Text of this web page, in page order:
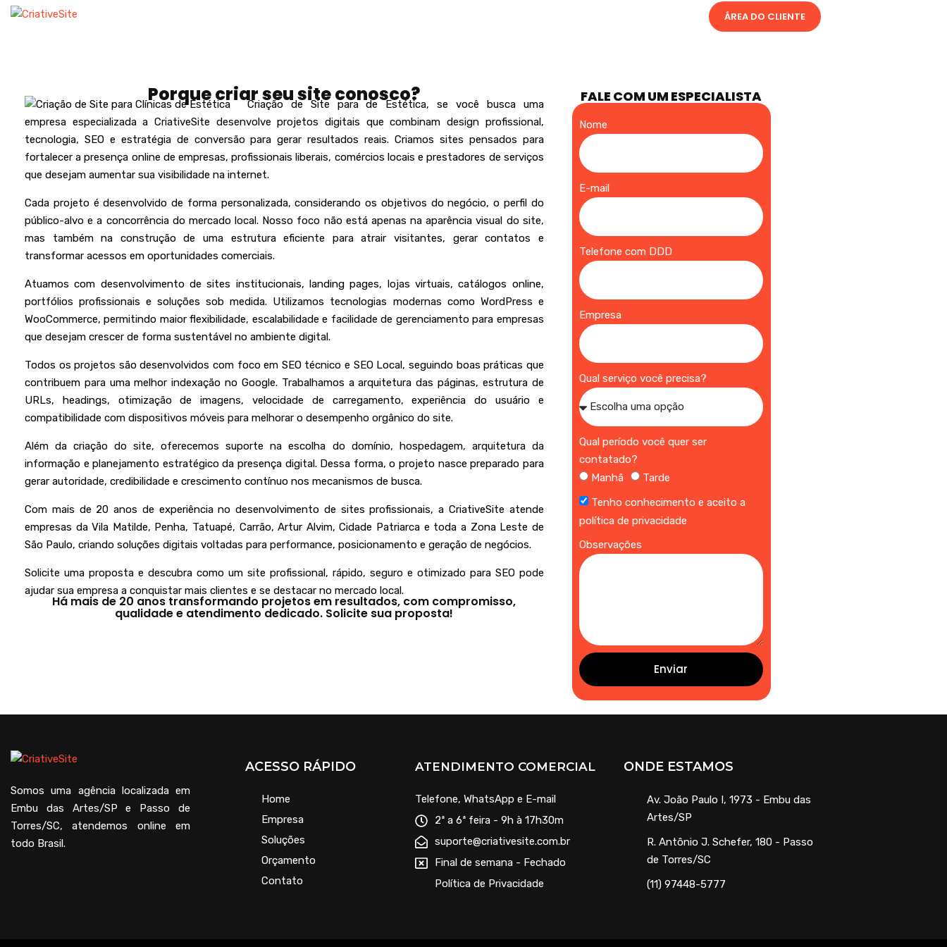
ÁREA DO CLIENTE
Porque criar seu site conosco?
Criação de Site para de Estética, se você busca uma
empresa especializada aCriativeSite desenvolve projetos digitais que combinam design profissional,
tecnologia, SEO e estratégia de conversão para gerar resultados reais. Criamos sites pensados para
fortalecer a presença online de empresas, profissionais liberais, comércios locais e prestadores de serviços
que desejam aumentar sua visibilidade na internet.
Cada projeto é desenvolvido de forma personalizada, considerando os objetivos do negócio, o perfil do
público-alvo e a concorrência do mercado local. Nosso foco não está apenas na aparência visual do site,
mas também na construção de uma estrutura eficiente para atrair visitantes, gerar contatos e
transformar acessos em oportunidades comerciais.
Atuamos com desenvolvimento de sites institucionais, landing pages, lojas virtuais, catálogos online,
portfólios profissionais e soluções sob medida. Utilizamos tecnologias modernas como WordPress e
WooCommerce, permitindo maior flexibilidade, escalabilidade e facilidade de gerenciamento para empresas
que desejam crescer de forma sustentável no ambiente digital.
Todos os projetos são desenvolvidos com foco em SEO técnico e SEO Local, seguindo boas práticas que
contribuem para uma melhor indexação no Google. Trabalhamos a arquitetura das páginas, estrutura de
URLs, headings, otimização de imagens, velocidade de carregamento, experiência do usuário e
compatibilidade com dispositivos móveis para melhorar o desempenho orgânico do site.
Além da criação do site, oferecemos suporte na escolha do domínio, hospedagem, arquitetura da
informação e planejamento estratégico da presença digital. Dessa forma, o projeto nasce preparado para
gerar autoridade, credibilidade e crescimento contínuo nos mecanismos de busca.
Com mais de 20 anos de experiência no desenvolvimento de sites profissionais, a CriativeSite atende
empresas da Vila Matilde, Penha, Tatuapé, Carrão, Artur Alvim, Cidade Patriarca e toda a Zona Leste de
São Paulo, criando soluções digitais voltadas para performance, posicionamento e geração de negócios.
Solicite uma proposta e descubra como um site profissional, rápido, seguro e otimizado para SEO pode
ajudar sua empresa a conquistar mais clientes e se destacar no mercado local.
Há mais de 20 anos transformando projetos em resultados, com compromisso,
qualidade e atendimento dedicado. Solicite sua proposta!
FALE COM UM ESPECIALISTA
Nome
E-mail
Telefone com DDD
Empresa
Qual serviço você precisa?
Qual período você quer ser
contatado?
Manhã
Tarde
Tenho conhecimento e aceito a
política de privacidade
Observações
Enviar
Somos uma agência localizada em
Embu das Artes/SP e Passo de
Torres/SC, atendemos online em
todo Brasil.
ACESSO RÁPIDO
Home
Empresa
Soluções
Orçamento
Contato
ATENDIMENTO COMERCIAL
Telefone, WhatsApp e E-mail
2ª a 6ª feira - 9h à 17h30m
suporte@criativesite.com.br
Final de semana - Fechado
Política de Privacidade
ONDE ESTAMOS
Av. João Paulo I, 1973 - Embu das
Artes/SP
R. Antônio J. Schefer, 180 - Passo
de Torres/SC
(11) 97448-5777